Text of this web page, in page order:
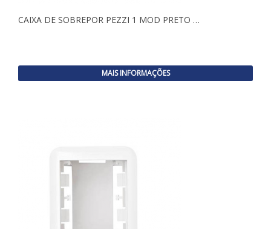
CAIXA DE SOBREPOR PEZZI 1 MOD PRETO …
MAIS INFORMAÇÕES